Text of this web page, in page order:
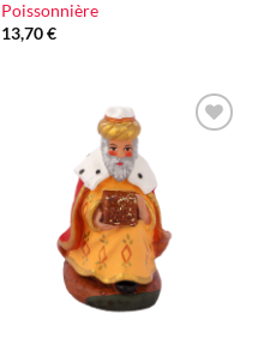
Poissonnière
13,70€